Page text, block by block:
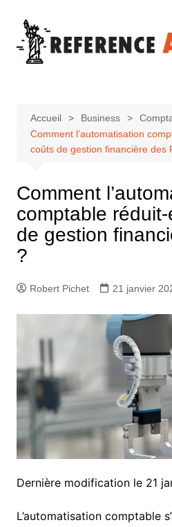
contenu
Accueil Business
Comment l’automatisation
coûts de gestion financière des
Comment
comptable
de gestion
?
Robert Pichet 21 janvier
Dernière modification le 21
L’automatisation comptable